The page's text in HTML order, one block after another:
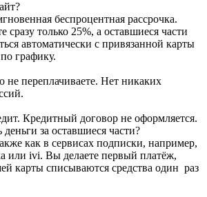
беспроцентная рассрочка.
сразу только 25%, а оставшиеся части
автоматически с привязанной карты
по графику.
не переплачиваете. Нет никаких
Кредитный договор не оформляется.
за оставшиеся части?
как в сервисах подписки, например,
или ivi. Вы делаете первый платёж,
карты списываются средства один раз